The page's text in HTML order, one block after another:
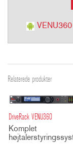
Relaterede produkter
DriveRack VENU360
Komplet